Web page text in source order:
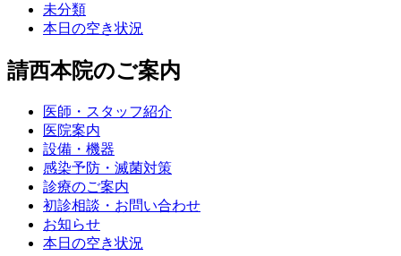
未分類
本日の空き状況
請西本院のご案内
医師・スタッフ紹介
医院案内
設備・機器
感染予防・滅菌対策
診療のご案内
初診相談・お問い合わせ
お知らせ
本日の空き状況